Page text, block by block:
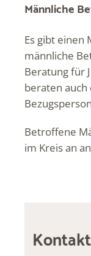
Männliche
Es gibt einen
männliche
Beratung für
beraten
Betroffene
im Kreis an